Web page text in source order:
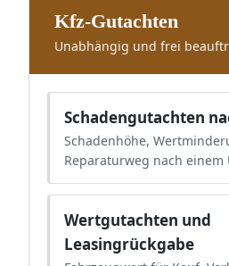
Kfz-Gutachten
Unabhängig und frei
Schadengutachten
Schadenhöhe,
Reparaturweg nach einem
Wertgutachten und
Leasingrückgabe